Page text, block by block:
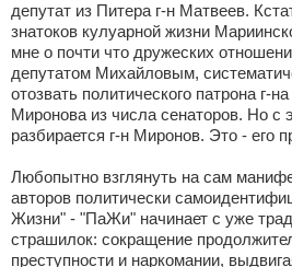
депутат из Питера г-н Матвеев.
знатоков кулуарной жизни
мне о почти что дружеских
депутатом Михайловым,
отозвать политического патрона г-
Миронова из числа сенаторов. Но с
разбирается г-н Миронов. Это - его
Любопытно взглянуть на сам
авторов политически
Жизни" - "ПаЖи" начинает с уже
страшилок: сокращение
преступности и наркомании,